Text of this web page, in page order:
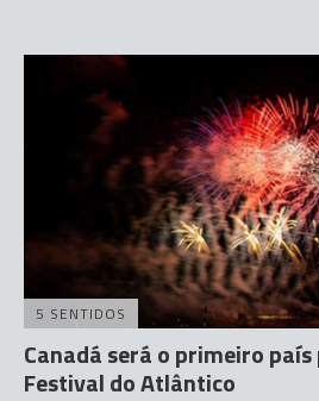
5 SENTIDOS
Canadá será o primeiro
Festival do Atlântico